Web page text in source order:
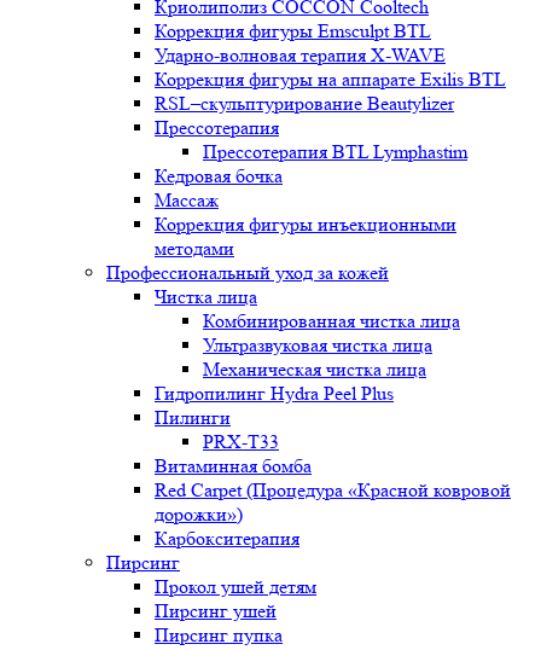
Криолиполиз COCCON Cooltech
Коррекция фигуры Emsculpt BTL
Ударно-волновая терапия X-WAVE
Коррекция фигуры на аппарате Exilis BTL
RSL–скульптурирование Beautylizer
Прессотерапия
Прессотерапия BTL Lymphastim
Кедровая бочка
Массаж
Коррекция фигуры инъекционными
методами
Профессиональный уход за кожей
Чистка лица
Комбинированная чистка лица
Ультразвуковая чистка лица
Механическая чистка лица
Гидропилинг Hydra Peel Plus
Пилинги
PRX-T33
Витаминная бомба
Red Carpet (Процедура «Красной ковровой
дорожки»)
Карбокситерапия
Пирсинг
Прокол ушей детям
Пирсинг ушей
Пирсинг пупка